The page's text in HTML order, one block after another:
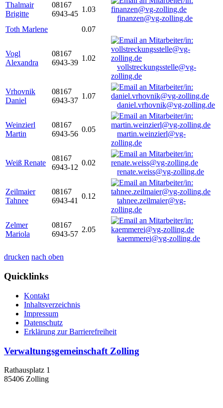
Thalmair
Brigitte
08167
6943-45
1.03
finanzen@vg-zolling.de
Toth Marlene
0.07
Vogl
Alexandra
08167
6943-39
1.02
vollstreckungsstelle@vg-
zolling.de
Vrhovnik
Daniel
08167
6943-37
1.07
daniel.vrhovnik@vg-zolling.de
Weinzierl
Martin
08167
6943-56
0.05
martin.weinzierl@vg-
zolling.de
Weiß Renate
08167
6943-12
0.02
renate.weiss@vg-zolling.de
Zeilmaier
Tahnee
08167
6943-41
0.12
tahnee.zeilmaier@vg-
zolling.de
Zelmer
Mariola
08167
6943-57
2.05
kaemmerei@vg-zolling.de
drucken nach oben
Quicklinks
Kontakt
Inhaltsverzeichnis
Impressum
Datenschutz
Erklärung zur Barrierefreiheit
Verwaltungsgemeinschaft Zolling
Rathausplatz 1
85406 Zolling